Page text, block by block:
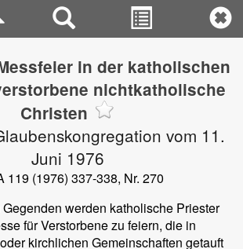
in der katholischen
nichtkatholische
Christen
vom 11.
Juni 1976
119 (1976) 337-338, Nr. 270
werden katholische Priester
für Verstorbene zu feiern, die in
kirchlichen Gemeinschaften getauft